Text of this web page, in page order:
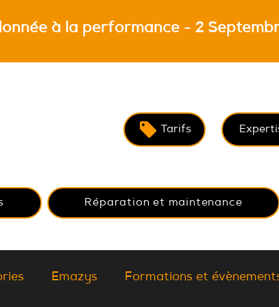
à la performance - 2
Tarifs
Réparation et maintenance
Emazys Formations et